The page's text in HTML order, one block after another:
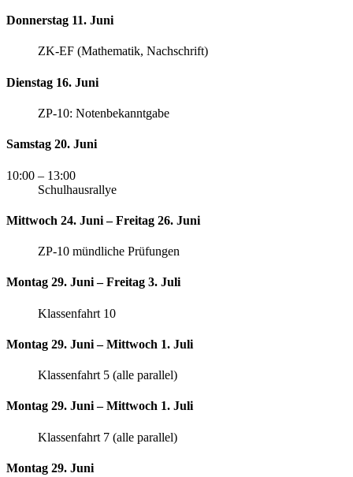
Donnerstag 11. Juni
ZK-EF (Mathematik, Nachschrift)
Dienstag 16. Juni
ZP-10: Notenbekanntgabe
Samstag 20. Juni
10:00 – 13:00
Schulhausrallye
Mittwoch 24. Juni – Freitag 26. Juni
ZP-10 mündliche Prüfungen
Montag 29. Juni – Freitag 3. Juli
Klassenfahrt 10
Montag 29. Juni – Mittwoch 1. Juli
Klassenfahrt 5 (alle parallel)
Montag 29. Juni – Mittwoch 1. Juli
Klassenfahrt 7 (alle parallel)
Montag 29. Juni